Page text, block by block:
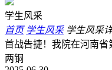
学生风采
首页 学生风采 学生风采
首战告捷！我院在河南
两铜